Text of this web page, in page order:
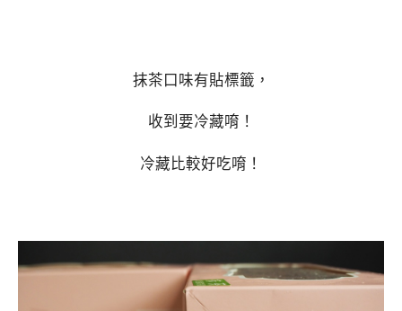
抹茶口味有貼標籤，
收到要冷藏唷！
冷藏比較好吃唷！